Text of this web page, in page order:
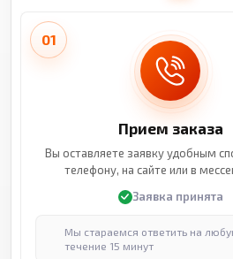
01
Прием заказа
Вы оставляете заявку удобным
телефону, на сайте или в
Заявка принята
Мы стараемся ответить на
течение 15 минут